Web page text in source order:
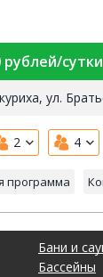
рублей/сутки
ул.
2 4
программа
Бани и
Бассейны